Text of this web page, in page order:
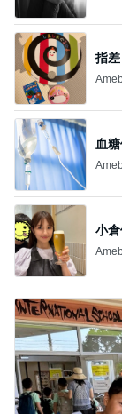
指
血
小